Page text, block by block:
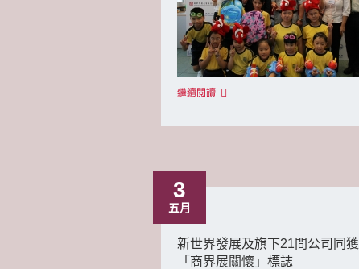
繼續閱讀
3
五月
新世界發展及旗下21間公司同獲
「商界展關懷」標誌